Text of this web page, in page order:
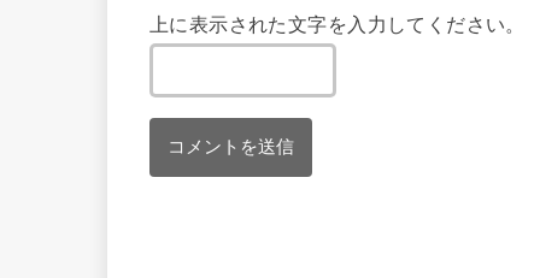
上に表示された文字を入力してください。